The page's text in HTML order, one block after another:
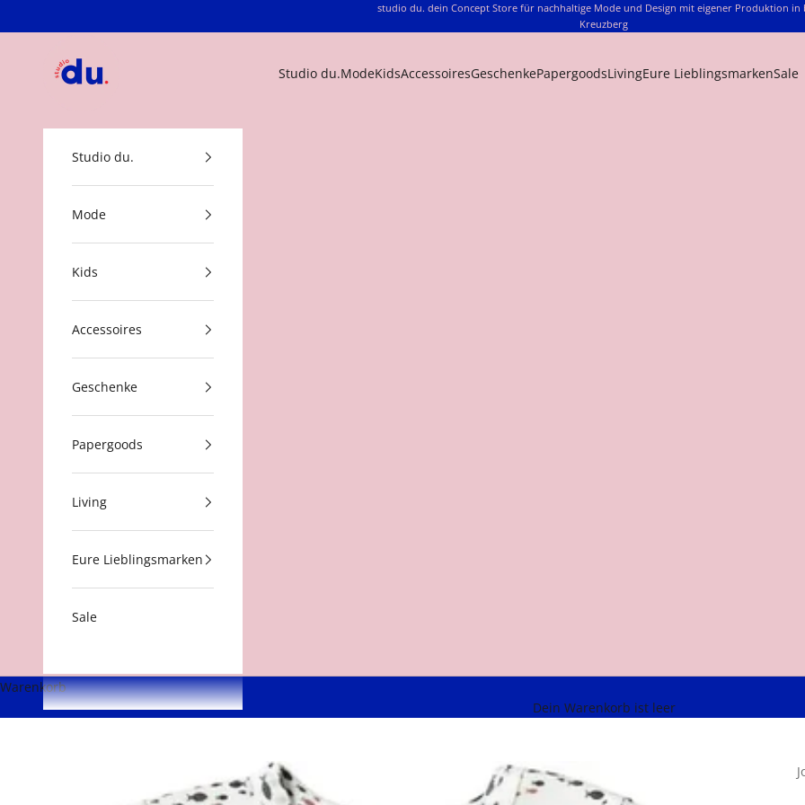
studio du. dein Concept Store für nachhaltige Mode und Design mit eigener Produktion in
Kreuzberg
Studio du.ModeKidsAccessoiresGeschenkePapergoodsLivingEure LieblingsmarkenSale
Studio du.
Mode
Kids
Accessoires
Geschenke
Papergoods
Living
Eure Lieblingsmarken
Sale
Warenkorb
Dein Warenkorb ist leer